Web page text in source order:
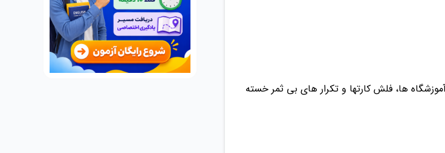
ها، فلش کارتها و تکرار های بی ثمر خسته